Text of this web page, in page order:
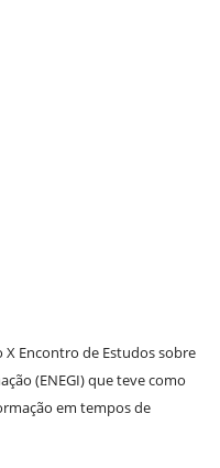
Encontro de Estudos sobre
(ENEGI) que teve como
em tempos de